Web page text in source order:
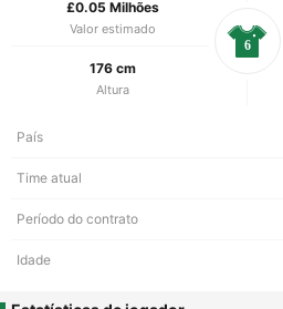
£0.05 Milhões
Valor estimado
176 cm
Altura
6
País
Time atual
Período do contrato
Idade